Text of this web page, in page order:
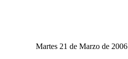
Martes 21 de Marzo de 2006